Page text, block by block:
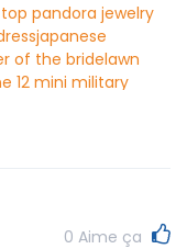
pandora jewelry
japanese
of the bridelawn
12 mini military
0 Aime ça